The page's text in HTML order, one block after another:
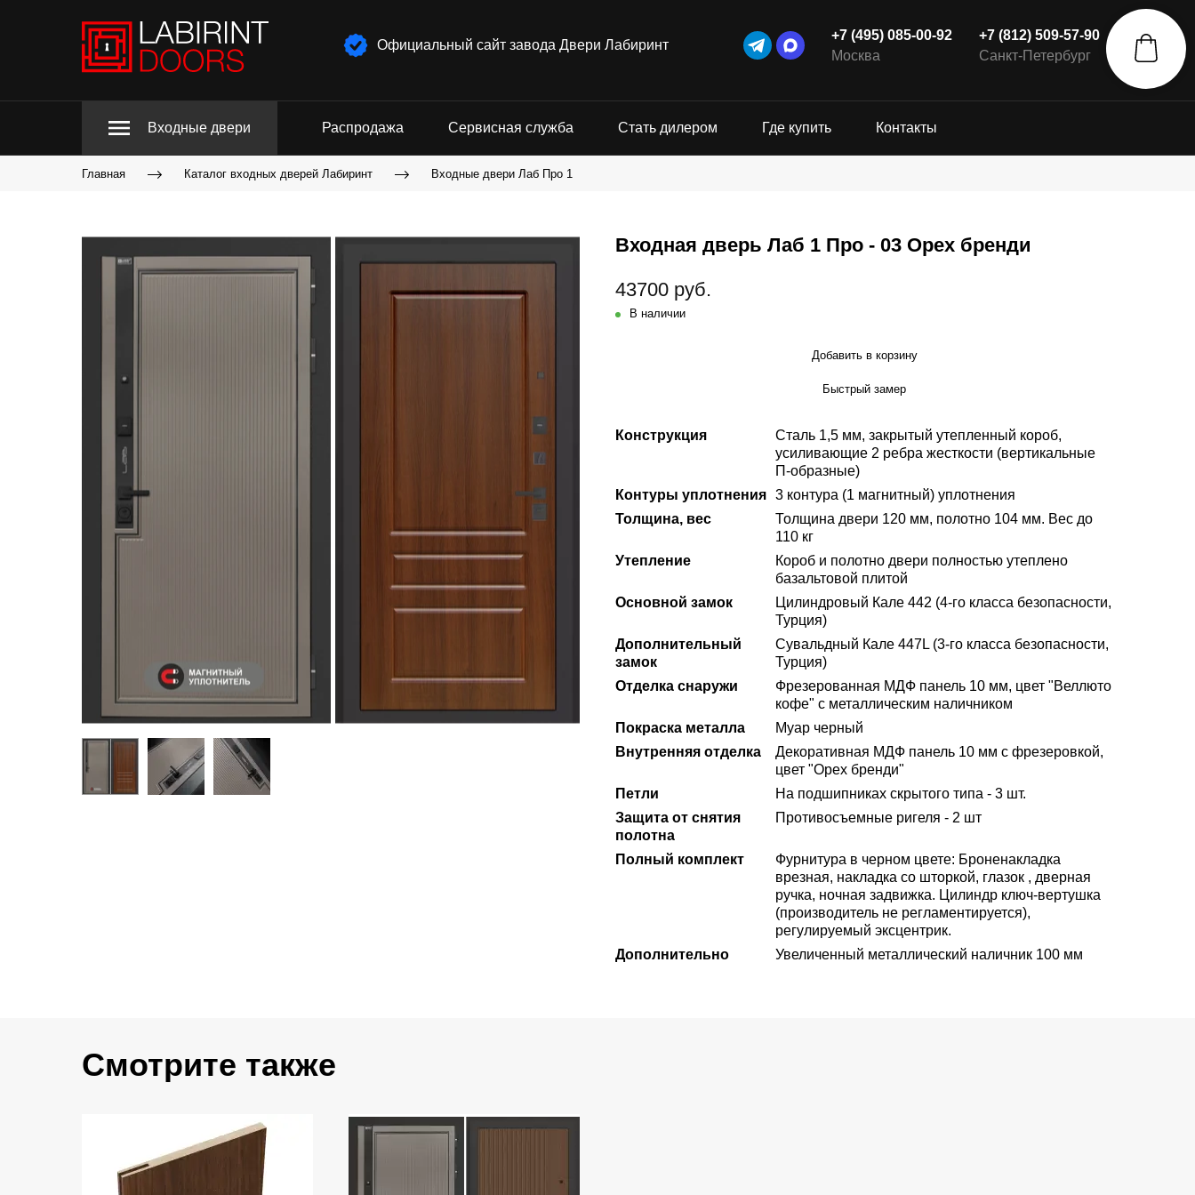
Официальный сайт завода Двери Лабиринт
+7 (495) 085-00-92
Москва
+7 (812) 509-57-90
Санкт-Петербург
Входные двери Распродажа Сервисная служба Стать дилером Где купить Контакты
Главная Каталог входных дверей Лабиринт Входные двери Лаб Про 1
Входная дверь Лаб 1 Про - 03 Орех бренди
43700 руб.
В наличии
Добавить в корзину
Быстрый замер
Конструкция
Сталь 1,5 мм, закрытый утепленный короб,
усиливающие 2 ребра жесткости (вертикальные
П-образные)
Контуры уплотнения 3 контура (1 магнитный) уплотнения
Толщина, вес
Толщина двери 120 мм, полотно 104 мм. Вес до
110 кг
Утепление
Короб и полотно двери полностью утеплено
базальтовой плитой
Основной замок
Цилиндровый Кале 442 (4-го класса безопасности,
Турция)
Дополнительный
замок
Сувальдный Кале 447L (3-го класса безопасности,
Турция)
Отделка снаружи
Фрезерованная МДФ панель 10 мм, цвет "Веллюто
кофе" с металлическим наличником
Покраска металла
Муар черный
Внутренняя отделка
Декоративная МДФ панель 10 мм с фрезеровкой,
цвет "Орех бренди"
Петли
На подшипниках скрытого типа - 3 шт.
Защита от снятия
полотна
Противосъемные ригеля - 2 шт
Полный комплект
Фурнитура в черном цвете: Броненакладка
врезная, накладка со шторкой, глазок , дверная
ручка, ночная задвижка. Цилиндр ключ-вертушка
(производитель не регламентируется),
регулируемый эксцентрик.
Дополнительно
Увеличенный металлический наличник 100 мм
Смотрите также